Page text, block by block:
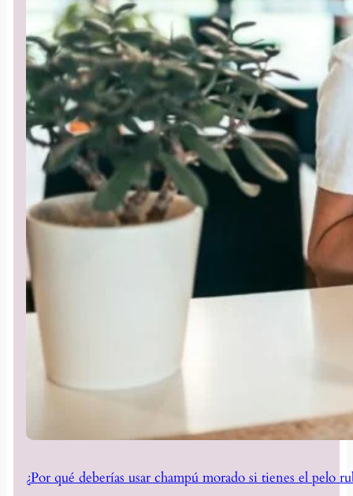
¿Por qué deberías usar champú morado si tienes el pelo